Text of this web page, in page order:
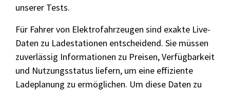
unserer Tests.
Für Fahrer von Elektrofahrzeugen sind exakte Live-
Daten zu Ladestationen entscheidend. Sie müssen
zuverlässig Informationen zu Preisen, Verfügbarkeit
und Nutzungsstatus liefern, um eine effiziente
Ladeplanung zu ermöglichen. Um diese Daten zu